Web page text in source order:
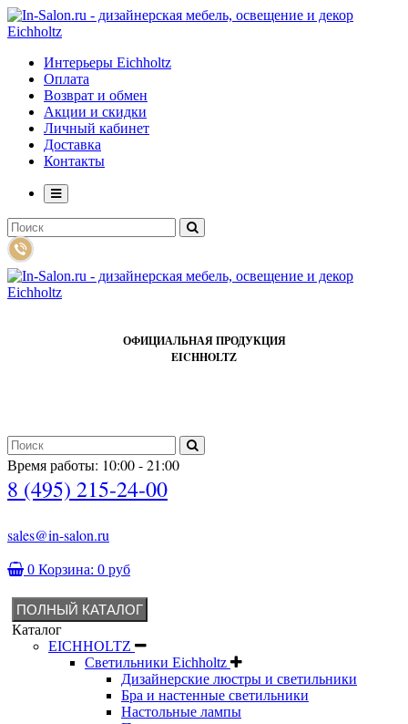
Интерьеры Eichholtz
Оплата
Возврат и обмен
Акции и скидки
Личный кабинет
Доставка
Контакты
ОФИЦИАЛЬНАЯ ПРОДУКЦИЯ
EICHHOLTZ
Время работы: 10:00 - 21:00
8 (495) 215-24-00
sales@in-salon.ru
0 Корзина: 0 руб
ПОЛНЫЙ КАТАЛОГ
Каталог
EICHHOLTZ
Светильники Eichholtz
Дизайнерские люстры и светильники
Бра и настенные светильники
Настольные лампы